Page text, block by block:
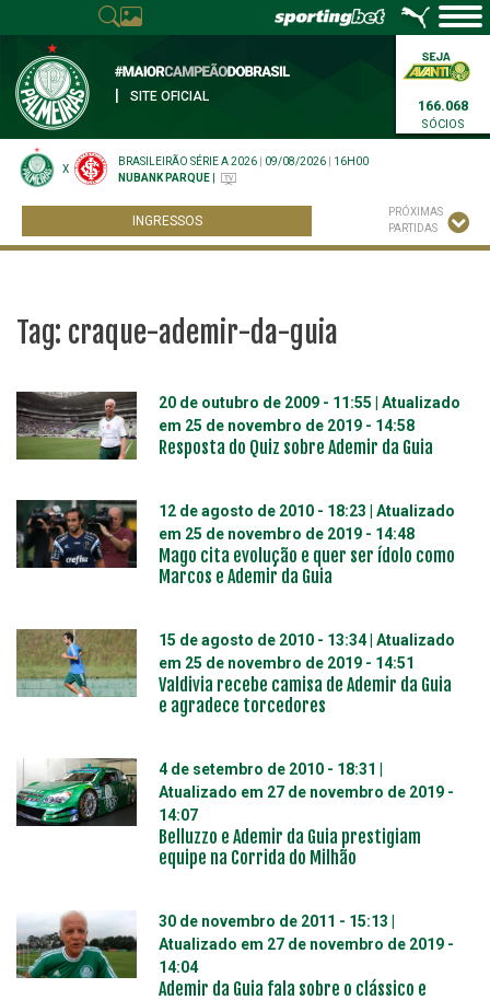
SITE OFICIAL
166.068
SÓCIOS
X
BRASILEIRÃO SÉRIE A 2026 09/08/2026
16H00
NUBANK PARQUE
INGRESSOS
PRÓXIMAS
PARTIDAS
Tag: craque-ademir-da-guia
20 de outubro de 2009 - 11:55 | Atualizado
em 25 de novembro de 2019 - 14:58
Resposta do Quiz sobre Ademir da Guia
12 de agosto de 2010 - 18:23 | Atualizado
em 25 de novembro de 2019 - 14:48
Mago cita evolução e quer ser ídolo como
Marcos e Ademir da Guia
15 de agosto de 2010 - 13:34| Atualizado
em 25 de novembro de 2019 - 14:51
Valdivia recebe camisa de Ademir da Guia
e agradece torcedores
4 de setembro de 2010 - 18:31
Atualizado em 27 de novembro de 2019 -
14:07
Belluzzo e Ademir da Guia prestigiam
equipe na Corrida do Milhão
30 de novembro de 2011 - 15:13
Atualizado em 27 de novembro de 2019 -
14:04
Ademir da Guia fala sobre o clássico e